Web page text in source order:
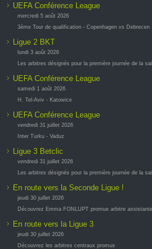
UEFA Conférence League
mercredi 5 août 2026
3ème Tour de qualification - Copenhagen vs Debrecen
Ligue 2 BKT
lundi 3 août 2026
Les arbitres désignés pour la première journée de la
UEFA Conférence League
samedi 1 août 2026
H. Tel-Aviv - Katowice
UEFA Conférence League
vendredi 31 juillet 2026
Inter Turku - Vaduz
Ligue 3 Betclic
vendredi 31 juillet 2026
Les arbitres désignés pour la première journée de la
En route vers la Seconde Ligue !
jeudi 30 juillet 2026
Découvrez Emma FONLUPT promue arbitre assistante
En route vers la Ligue 3
jeudi 30 juillet 2026
Découvrez les arbitres centraux promus